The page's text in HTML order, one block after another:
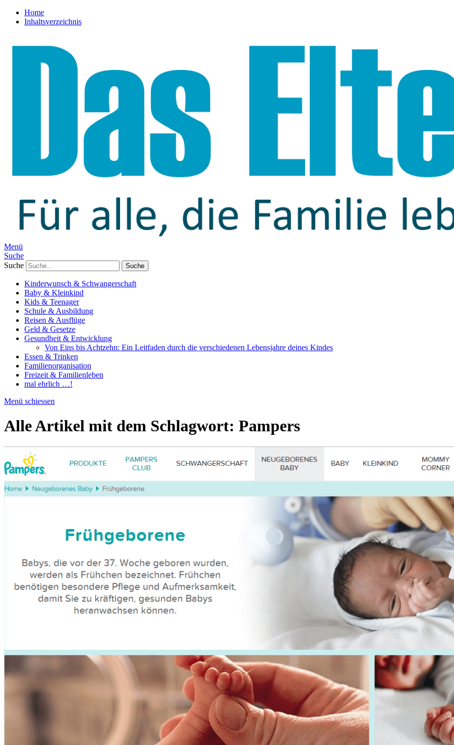
Home
Inhaltsverzeichnis
Menü
Suche
Suche
Kinderwunsch & Schwangerschaft
Baby & Kleinkind
Kids & Teenager
Schule & Ausbildung
Reisen & Ausflüge
Geld & Gesetze
Gesundheit & Entwicklung
Von Eins bis Achtzehn: Ein Leitfaden durch die verschiedenen Lebensjahre deines Kindes
Essen & Trinken
Familienorganisation
Freizeit & Familienleben
mal ehrlich …!
Menü schiessen
Alle Artikel mit dem Schlagwort: Pampers